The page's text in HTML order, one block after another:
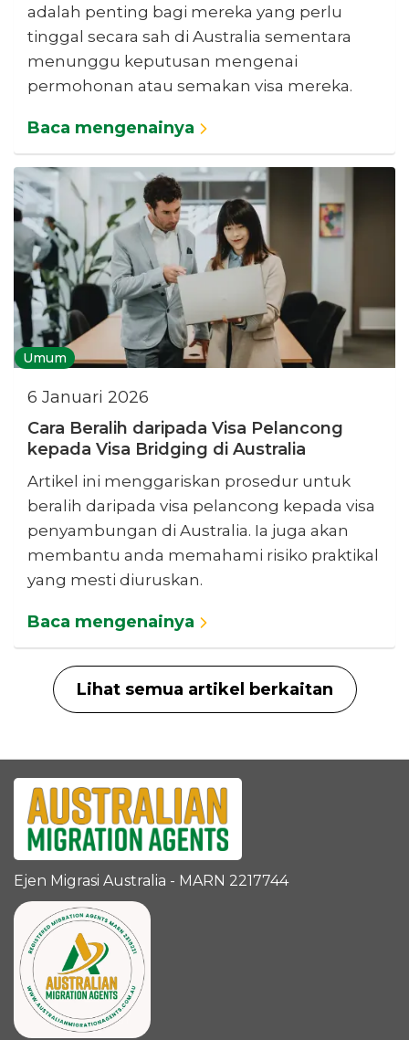
adalah penting bagi mereka yang perlu
tinggal secara sah di Australia sementara
menunggu keputusan mengenai
permohonan atau semakan visa mereka.
Baca mengenainya
Umum
6 Januari 2026
Cara Beralih daripada Visa Pelancong
kepada Visa Bridging di Australia
Artikel ini menggariskan prosedur untuk
beralih daripada visa pelancong kepada visa
penyambungan di Australia. Ia juga akan
membantu anda memahami risiko praktikal
yang mesti diuruskan.
Baca mengenainya
Lihat semua artikel berkaitan
Ejen Migrasi Australia - MARN 2217744